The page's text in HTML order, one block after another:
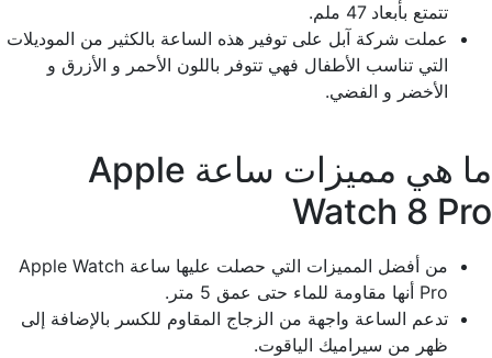
تتمتع بأبعاد 47 ملم.
عملت شركة آبل على توفير هذه الساعة بالكثير من الموديلات
التي تناسب الأطفال فهي تتوفر باللون الأحمر و الأزرق و
الأخضر و الفضي.
ما هي مميزات ساعة Apple
Watch 8 Pro
من أفضل المميزات التي حصلت عليها ساعة Apple Watch
Pro أنها مقاومة للماء حتى عمق 5 متر.
تدعم الساعة واجهة من الزجاج المقاوم للكسر بالإضافة إلى
ظهر من سيراميك الياقوت.